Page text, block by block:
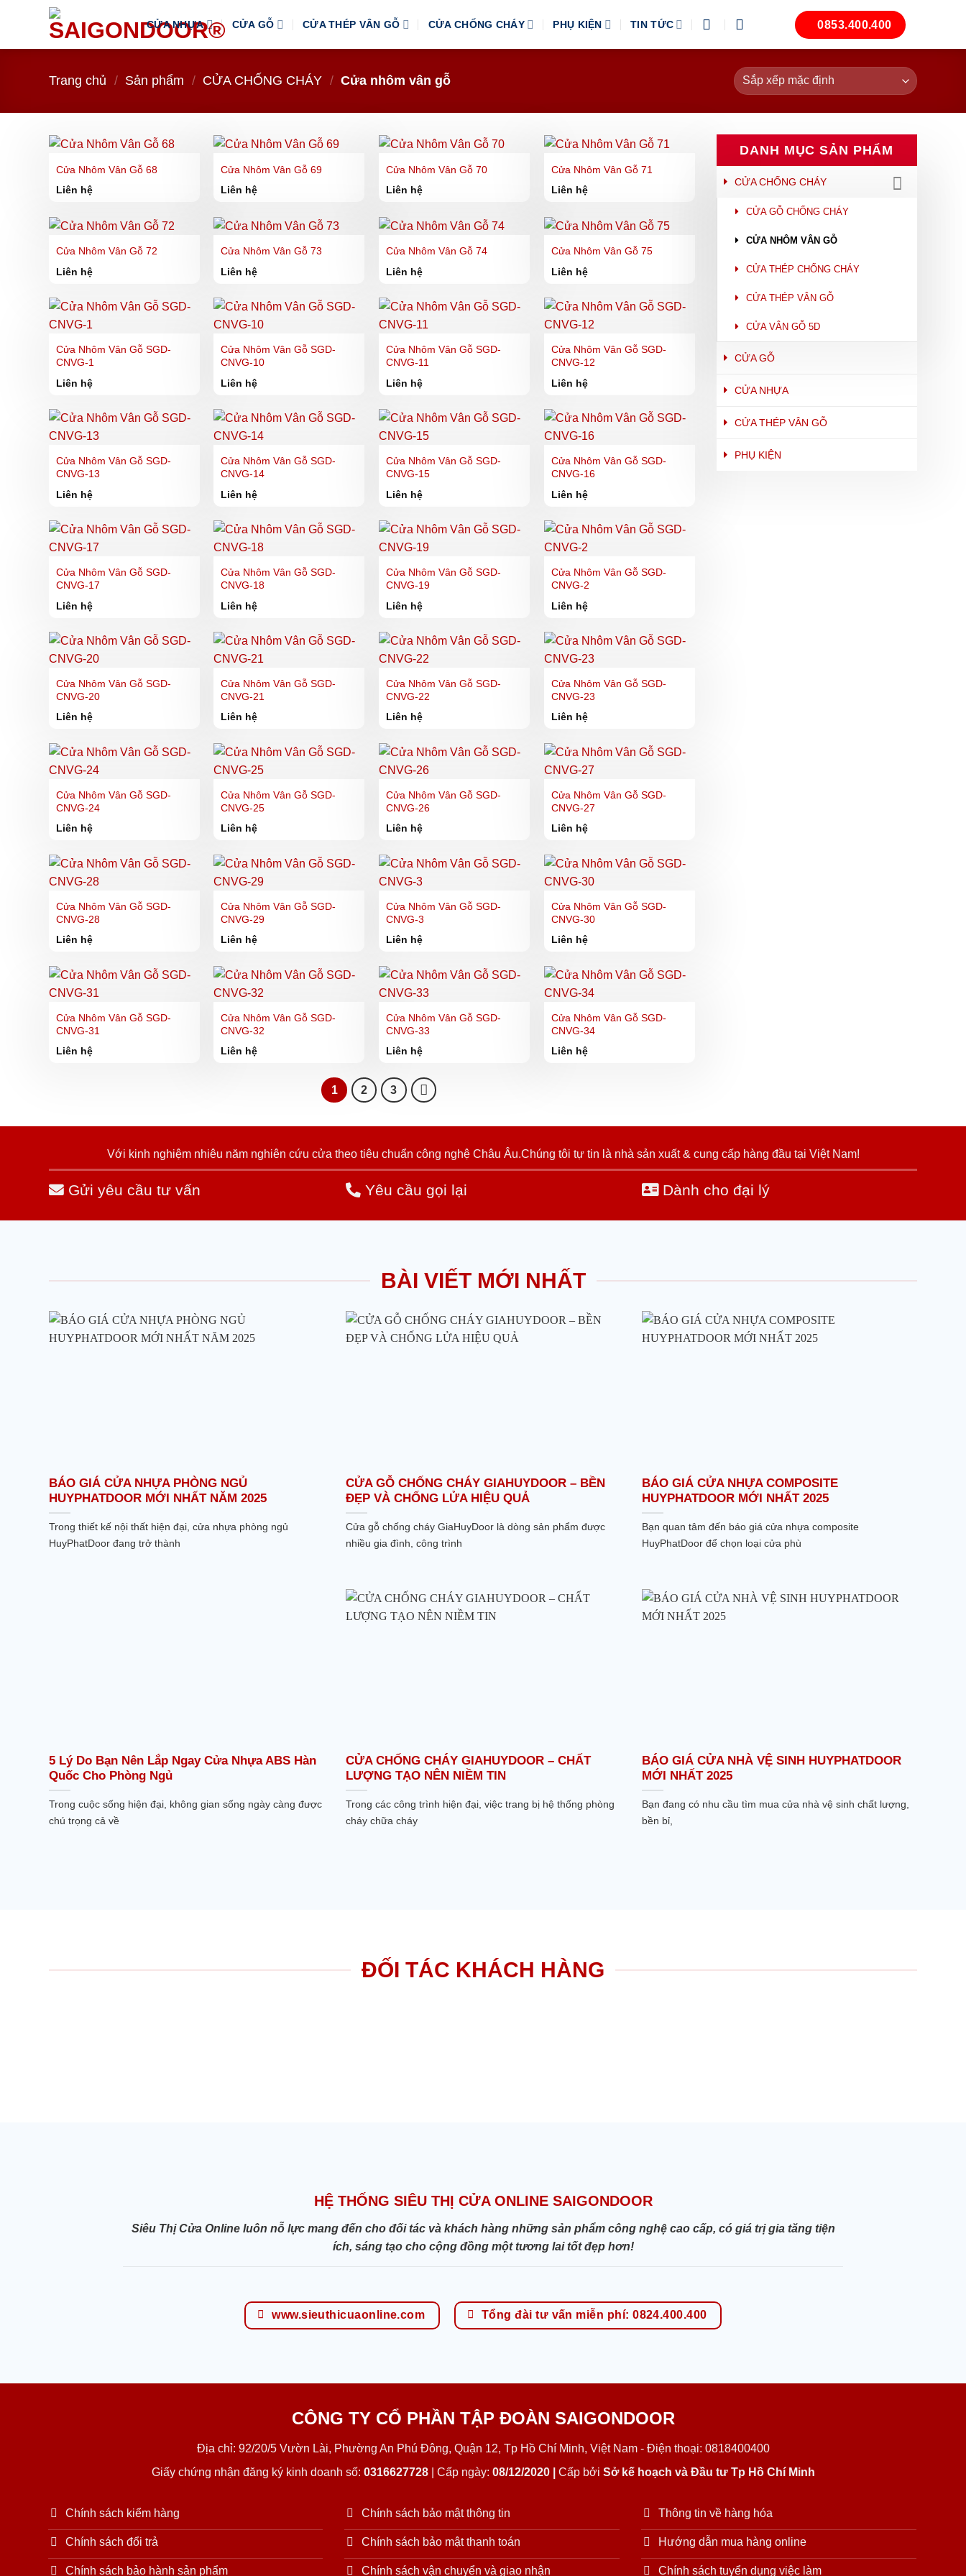
CỬA NHỰA CỬA GỖ CỬA THÉP VÂN GỖ CỬA CHỐNG CHÁY PHỤ KIỆN TIN TỨC 0853.400.400
Trang chủ / Sản phẩm / CỬA CHỐNG CHÁY / Cửa nhôm vân gỗ
Cửa Nhôm Vân Gỗ 68
Liên hệ
Cửa Nhôm Vân Gỗ 69
Liên hệ
Cửa Nhôm Vân Gỗ 70
Liên hệ
Cửa Nhôm Vân Gỗ 71
Liên hệ
Cửa Nhôm Vân Gỗ 72
Liên hệ
Cửa Nhôm Vân Gỗ 73
Liên hệ
Cửa Nhôm Vân Gỗ 74
Liên hệ
Cửa Nhôm Vân Gỗ 75
Liên hệ
Cửa Nhôm Vân Gỗ SGD-
CNVG-1
Liên hệ
Cửa Nhôm Vân Gỗ SGD-
CNVG-10
Liên hệ
Cửa Nhôm Vân Gỗ SGD-
CNVG-11
Liên hệ
Cửa Nhôm Vân Gỗ SGD-
CNVG-12
Liên hệ
Cửa Nhôm Vân Gỗ SGD-
CNVG-13
Liên hệ
Cửa Nhôm Vân Gỗ SGD-
CNVG-14
Liên hệ
Cửa Nhôm Vân Gỗ SGD-
CNVG-15
Liên hệ
Cửa Nhôm Vân Gỗ SGD-
CNVG-16
Liên hệ
Cửa Nhôm Vân Gỗ SGD-
CNVG-17
Liên hệ
Cửa Nhôm Vân Gỗ SGD-
CNVG-18
Liên hệ
Cửa Nhôm Vân Gỗ SGD-
CNVG-19
Liên hệ
Cửa Nhôm Vân Gỗ SGD-
CNVG-2
Liên hệ
Cửa Nhôm Vân Gỗ SGD-
CNVG-20
Liên hệ
Cửa Nhôm Vân Gỗ SGD-
CNVG-21
Liên hệ
Cửa Nhôm Vân Gỗ SGD-
CNVG-22
Liên hệ
Cửa Nhôm Vân Gỗ SGD-
CNVG-23
Liên hệ
Cửa Nhôm Vân Gỗ SGD-
CNVG-24
Liên hệ
Cửa Nhôm Vân Gỗ SGD-
CNVG-25
Liên hệ
Cửa Nhôm Vân Gỗ SGD-
CNVG-26
Liên hệ
Cửa Nhôm Vân Gỗ SGD-
CNVG-27
Liên hệ
Cửa Nhôm Vân Gỗ SGD-
CNVG-28
Liên hệ
Cửa Nhôm Vân Gỗ SGD-
CNVG-29
Liên hệ
Cửa Nhôm Vân Gỗ SGD-
CNVG-3
Liên hệ
Cửa Nhôm Vân Gỗ SGD-
CNVG-30
Liên hệ
Cửa Nhôm Vân Gỗ SGD-
CNVG-31
Liên hệ
Cửa Nhôm Vân Gỗ SGD-
CNVG-32
Liên hệ
Cửa Nhôm Vân Gỗ SGD-
CNVG-33
Liên hệ
Cửa Nhôm Vân Gỗ SGD-
CNVG-34
Liên hệ
1 2 3
DANH MỤC SẢN PHẨM
CỬA CHỐNG CHÁY
CỬA GỖ CHỐNG CHÁY
CỬA NHÔM VÂN GỖ
CỬA THÉP CHỐNG CHÁY
CỬA THÉP VÂN GỖ
CỬA VÂN GỖ 5D
CỬA GỖ
CỬA NHỰA
CỬA THÉP VÂN GỖ
PHỤ KIỆN
Với kinh nghiệm nhiêu năm nghiên cứu cửa theo tiêu chuẩn công nghệ Châu Âu.Chúng tôi tự tin là nhà sản xuất & cung cấp hàng đầu tại Việt Nam!
Gửi yêu cầu tư vấn Yêu cầu gọi lại Dành cho đại lý
BÀI VIẾT MỚI NHẤT
BÁO GIÁ CỬA NHỰA PHÒNG NGỦ
HUYPHATDOOR MỚI NHẤT NĂM 2025
Trong thiết kế nội thất hiện đại, cửa nhựa phòng ngủ
HuyPhatDoor đang trở thành
CỬA GỖ CHỐNG CHÁY GIAHUYDOOR – BỀN
ĐẸP VÀ CHỐNG LỬA HIỆU QUẢ
Cửa gỗ chống cháy GiaHuyDoor là dòng sản phẩm được
nhiều gia đình, công trình
BÁO GIÁ CỬA NHỰA COMPOSITE
HUYPHATDOOR MỚI NHẤT 2025
Bạn quan tâm đến báo giá cửa nhựa composite
HuyPhatDoor để chọn loại cửa phù
5 Lý Do Bạn Nên Lắp Ngay Cửa Nhựa ABS Hàn
Quốc Cho Phòng Ngủ
Trong cuộc sống hiện đại, không gian sống ngày càng được
chú trọng cả về
CỬA CHỐNG CHÁY GIAHUYDOOR – CHẤT
LƯỢNG TẠO NÊN NIỀM TIN
Trong các công trình hiện đại, việc trang bị hệ thống phòng
cháy chữa cháy
BÁO GIÁ CỬA NHÀ VỆ SINH HUYPHATDOOR
MỚI NHẤT 2025
Bạn đang có nhu cầu tìm mua cửa nhà vệ sinh chất lượng,
bền bỉ,
ĐỐI TÁC KHÁCH HÀNG
HỆ THỐNG SIÊU THỊ CỬA ONLINE SAIGONDOOR
Siêu Thị Cửa Online luôn nỗ lực mang đến cho đối tác và khách hàng những sản phẩm công nghệ cao cấp, có giá trị gia tăng tiện
ích, sáng tạo cho cộng đồng một tương lai tốt đẹp hơn!
www.sieuthicuaonline.com Tổng đài tư vấn miễn phí: 0824.400.400
CÔNG TY CỔ PHẦN TẬP ĐOÀN SAIGONDOOR
Địa chỉ: 92/20/5 Vườn Lài, Phường An Phú Đông, Quận 12, Tp Hồ Chí Minh, Việt Nam - Điện thoại: 0818400400
Giấy chứng nhận đăng ký kinh doanh số: 0316627728| Cấp ngày: 08/12/2020 | Cấp bởi Sở kế hoạch và Đầu tư Tp Hồ Chí Minh
Chính sách kiểm hàng
Chính sách đổi trả
Chính sách bảo hành sản phẩm
Chính sách bảo mật thông tin
Chính sách bảo mật thanh toán
Chính sách vận chuyển và giao nhận
Thông tin về hàng hóa
Hướng dẫn mua hàng online
Chính sách tuyển dụng việc làm